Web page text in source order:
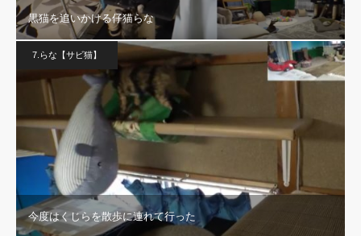
黒猫を追いかける仔猫らな
7.らな【サビ猫】
今度はくじらを散歩に連れて行った